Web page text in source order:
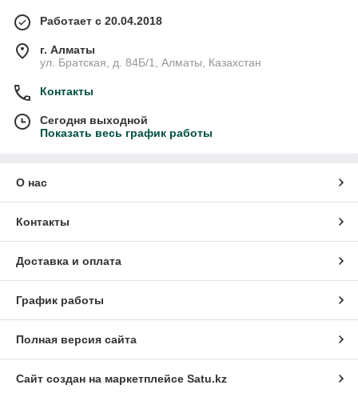
Работает с 20.04.2018
г. Алматы
ул. Братская, д. 84Б/1, Алматы, Казахстан
Контакты
Сегодня выходной
Показать весь график работы
О нас
Контакты
Доставка и оплата
График работы
Полная версия сайта
Сайт создан на маркетплейсе Satu.kz